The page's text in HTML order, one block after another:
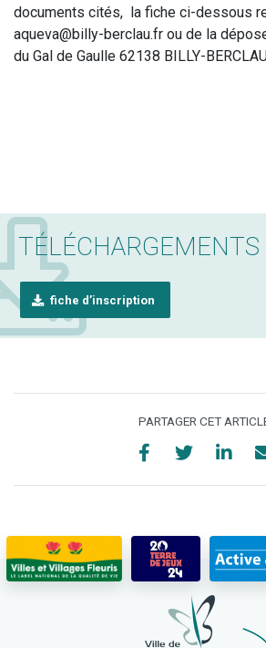
documents cités, la fiche ci-dessous
aqueva@billy-berclau.fr ou de la
du Gal de Gaulle 62138 BILLY-
TÉLÉCHARGEMENTS
fiche d’inscription
PARTAGER CET